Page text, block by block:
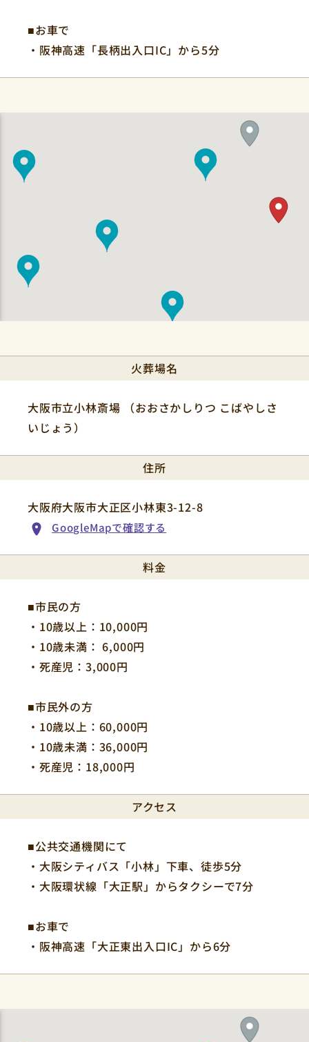
■お車で
・阪神高速「長柄出入口IC」から5分
火葬場名
大阪市立小林斎場 （おおさかしりつ こばやしさ
いじょう）
住所
大阪府大阪市大正区小林東3-12-8
GoogleMapで確認する
料金
■市民の方
・10歳以上：10,000円
・10歳未満： 6,000円
・死産児：3,000円
■市民外の方
・10歳以上：60,000円
・10歳未満：36,000円
・死産児：18,000円
アクセス
■公共交通機関にて
・大阪シティバス「小林」下車、徒歩5分
・大阪環状線「大正駅」からタクシーで7分
■お車で
・阪神高速「大正東出入口IC」から6分